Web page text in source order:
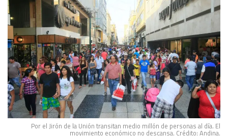
Por el Jirón de la Unión transitan medio millón de personas al día. El
movimiento económico no descansa. Crédito: Andina.